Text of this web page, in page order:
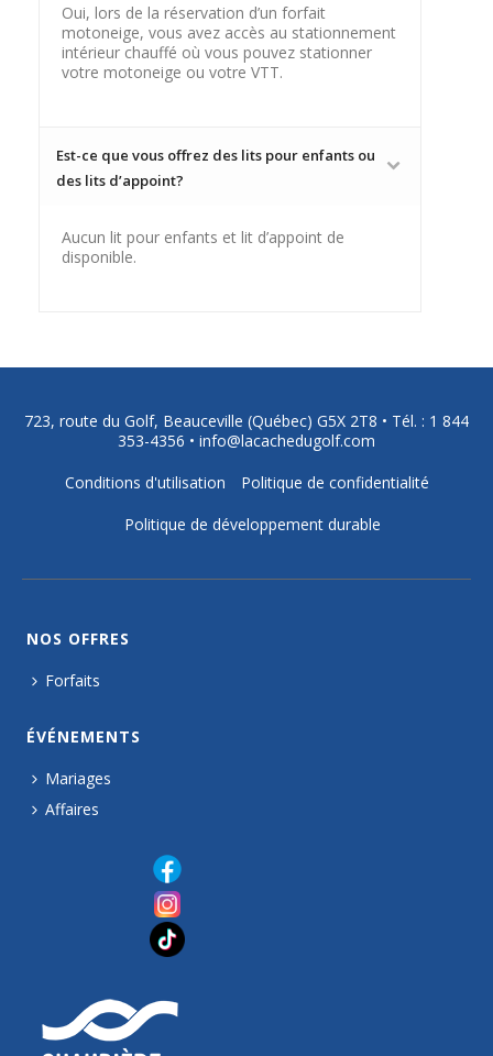
Oui, lors de la réservation d’un forfait
motoneige, vous avez accès au stationnement
intérieur chauffé où vous pouvez stationner
votre motoneige ou votre VTT.
Est-ce que vous offrez des lits pour enfants ou
des lits d’appoint?
Aucun lit pour enfants et lit d’appoint de
disponible.
723, route du Golf, Beauceville (Québec) G5X 2T8 • Tél. : 1 844
353-4356 • info@lacachedugolf.com
Conditions d'utilisation
Politique de confidentialité
Politique de développement durable
NOS OFFRES
Forfaits
ÉVÉNEMENTS
Mariages
Affaires